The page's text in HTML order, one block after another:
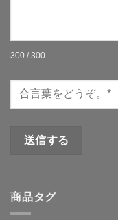
300 / 300
商品タグ